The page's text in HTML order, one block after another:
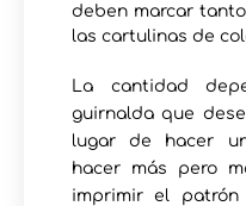
deben marcar
las cartulinas de
La cantidad
guirnalda que
lugar de hacer
hacer más pero
imprimir el